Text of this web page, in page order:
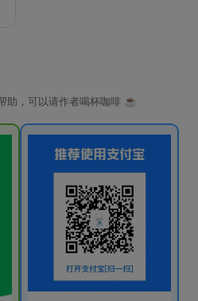
助，可以请作者喝杯咖啡 ☕️